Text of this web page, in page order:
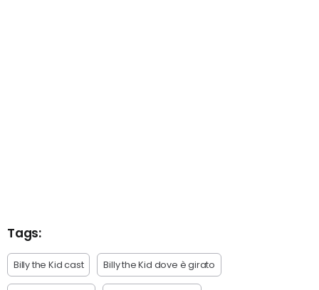
Tags:
Billy the Kid cast Billy the Kid dove è girato